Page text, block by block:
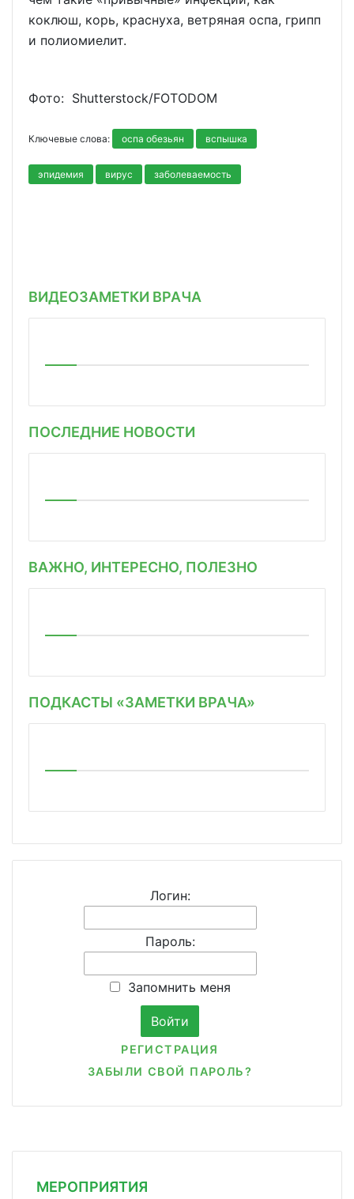
коклюш, корь, краснуха, ветряная оспа, грипп
и полиомиелит.
Фото: Shutterstoсk/FOTODOM
Ключевые слова: оспа обезьян вспышка
эпидемия вирус заболеваемость
ВИДЕОЗАМЕТКИ ВРАЧА
ПОСЛЕДНИЕ НОВОСТИ
ВАЖНО, ИНТЕРЕСНО, ПОЛЕЗНО
ПОДКАСТЫ «ЗАМЕТКИ ВРАЧА»
Логин:
Пароль:
Запомнить меня
РЕГИСТРАЦИЯ
ЗАБЫЛИ СВОЙ ПАРОЛЬ?
МЕРОПРИЯТИЯ